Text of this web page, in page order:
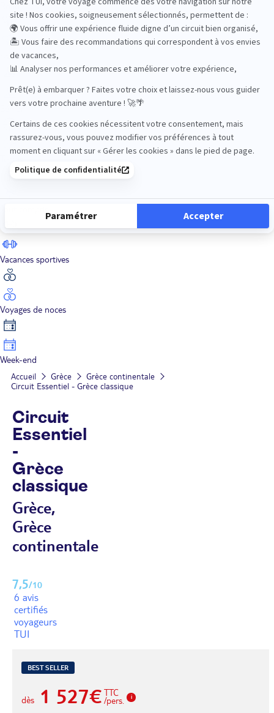
Road Trips
Safari
Sénior
Vacances sportives
Voyages de noces
Week-end
Accueil Grèce
Grèce continentale
Circuit Essentiel - Grèce classique
Circuit
Essentiel
-
Grèce
classique
Grèce,
Grèce
continentale
7,5/10
6 avis
certifiés
voyageurs
TUI
BEST SELLER
dès 1 527€ TTC
/pers.